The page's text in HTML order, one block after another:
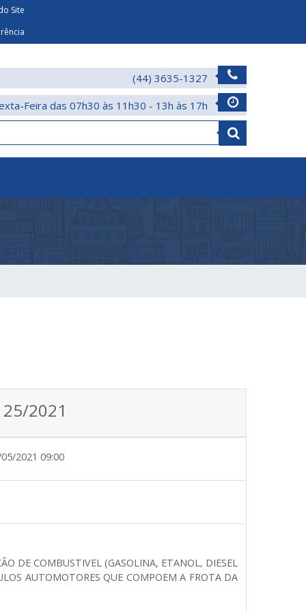
Site
(44) 3635-1327
Feira das 07h30 às 11h30 - 13h às 17h
25/2021
2021 09:00
DE COMBUSTIVEL (GASOLINA, ETANOL, DIESEL
AUTOMOTORES QUE COMPOEM A FROTA DA